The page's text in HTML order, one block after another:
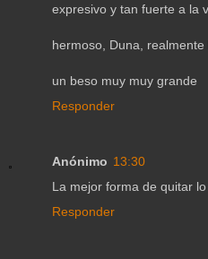
expresivo y tan fuerte a la
hermoso, Duna,
un beso muy muy grande
Responder
Anónimo 13:30
La mejor forma de quitar
Responder